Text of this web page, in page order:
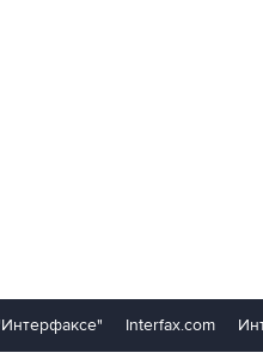
Interfax.com